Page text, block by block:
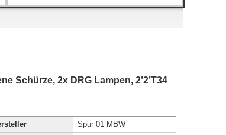
Schürze, 2x DRG Lampen, 2’2’T34
Spur 01 MBW